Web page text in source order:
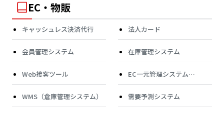
EC・物販
キャッシュレス決済代行 法人カード
会員管理システム 在庫管理システム
Web接客ツール EC一元管理システム
（OMS）
WMS（倉庫管理システム） 需要予測システム